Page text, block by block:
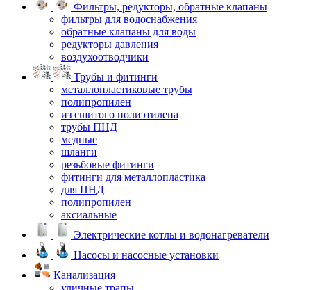
Фильтры, редукторы, обратные клапаны
фильтры для водоснабжения
обратные клапаны для воды
редукторы давления
воздухоотводчики
Трубы и фитинги
металлопластиковые трубы
полипропилен
из сшитого полиэтилена
трубы ПНД
медные
шланги
резьбовые фитинги
фитинги для металлопластика
для ПНД
полипропилен
аксиальные
Электрические котлы и водонагреватели
Насосы и насосные установки
Канализация